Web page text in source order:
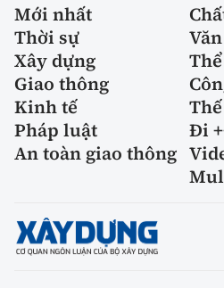
Mới nhất
Thời sự
Xây dựng
Giao thông
Kinh tế
Pháp luật
Đi
An toàn giao thông